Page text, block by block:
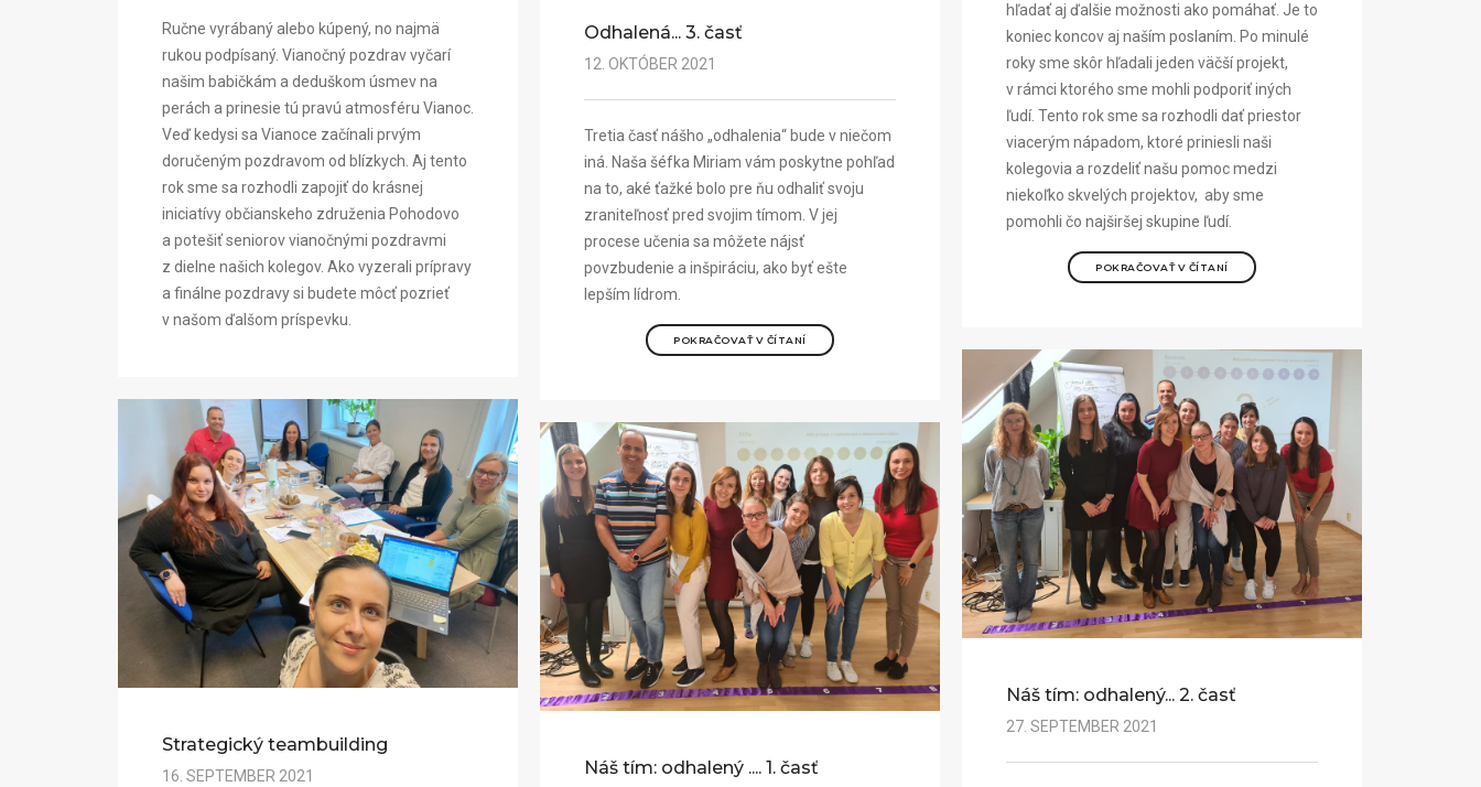
hľadať aj ďalšie možnosti ako pomáhať. Je to
koniec koncov aj naším poslaním. Po minulé
roky sme skôr hľadali jeden väčší projekt,
v rámci ktorého sme mohli podporiť iných
ľudí. Tento rok sme sa rozhodli dať priestor
viacerým nápadom, ktoré priniesli naši
kolegovia a rozdeliť našu pomoc medzi
niekoľko skvelých projektov, aby sme
pomohli čo najširšej skupine ľudí.
POKRAČOVAŤ V ČÍTANÍ
Ručne vyrábaný alebo kúpený, no najmä
rukou podpísaný. Vianočný pozdrav vyčarí
našim babičkám a deduškom úsmev na
perách a prinesie tú pravú atmosféru Vianoc.
Veď kedysi sa Vianoce začínali prvým
doručeným pozdravom od blízkych. Aj tento
rok sme sa rozhodli zapojiť do krásnej
iniciatívy občianskeho združenia Pohodovo
a potešiť seniorov vianočnými pozdravmi
z dielne našich kolegov. Ako vyzerali prípravy
a finálne pozdravy si budete môcť pozrieť
v našom ďalšom príspevku.
Odhalená... 3. časť
12. OKTÓBER 2021
Tretia časť nášho „odhalenia“ bude v niečom
iná. Naša šéfka Miriam vám poskytne pohľad
na to, aké ťažké bolo pre ňu odhaliť svoju
zraniteľnosť pred svojim tímom. V jej
procese učenia sa môžete nájsť
povzbudenie a inšpiráciu, ako byť ešte
lepším lídrom.
POKRAČOVAŤ V ČÍTANÍ
Náš tím: odhalený... 2. časť
27. SEPTEMBER 2021
Strategický teambuilding
16. SEPTEMBER 2021 Náš tím: odhalený .... 1. časť